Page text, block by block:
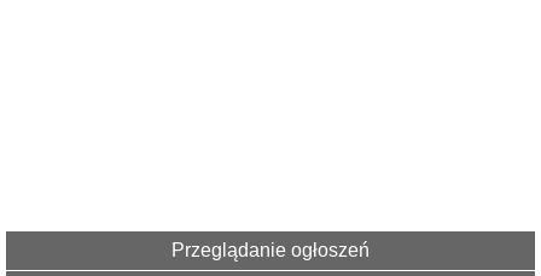
Przeglądanie ogłoszeń